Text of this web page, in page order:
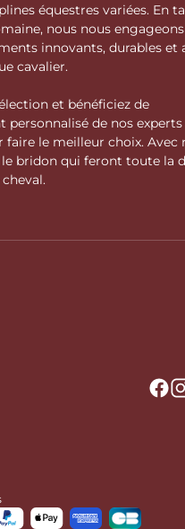
équestres variées. En
nous nous
innovants, durables et
cavalier.
et bénéficiez de
personnalisé de nos experts
le meilleur choix. Avec
bridon qui feront toute la